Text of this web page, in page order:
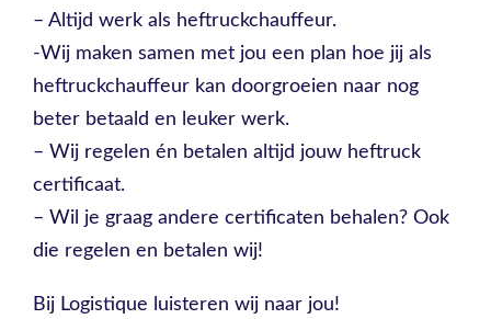
– Altijd werk als heftruckchauffeur.
-Wij maken samen met jou een plan hoe jij als
heftruckchauffeur kan doorgroeien naar nog
beter betaald en leuker werk.
– Wij regelen én betalen altijd jouw heftruck
certificaat.
– Wil je graag andere certificaten behalen? Ook
die regelen en betalen wij!
Bij Logistique luisteren wij naar jou!